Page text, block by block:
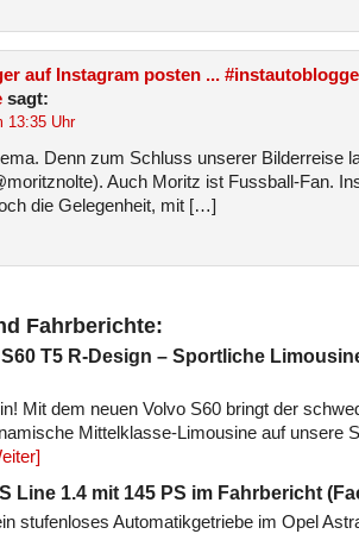
auf Instagram posten ...
sagt:
13:35 Uhr
Denn zum Schluss unserer Bilderreise
Auch Moritz ist Fussball-Fan.
die Gelegenheit, mit […]
Fahrberichte:
T5 R-Design – Sportliche
Mit dem neuen Volvo S60 bringt der
Mittelklasse-Limousine auf unsere
Line 1.4 mit 145 PS im Fahrbericht
stufenloses Automatikgetriebe im Opel